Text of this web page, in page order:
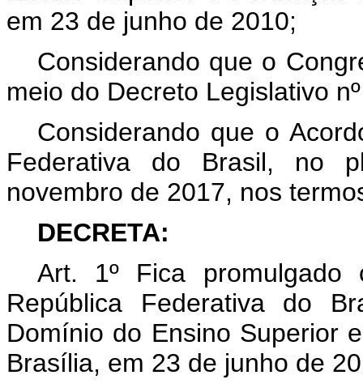
em 23 de junho de 2010;
Considerando que o
meio do Decreto Legislativo
Considerando que o
Federativa do Brasil, no
novembro de 2017, nos
DECRETA:
Art. 1º Fica
República Federativa do
Domínio do Ensino Superior
Brasília, em 23 de junho de